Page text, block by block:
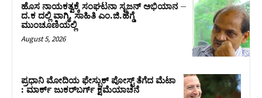
ಹೊಸ ನಾಯಕತ್ವಕ್ಕೆ ಸಂಘಟನಾ ಸೃಜನ್ ಅಭಿಯಾನ –
ದ.ಕ ದಲ್ಲಿ ವಾಗ್ಮಿ, ಸಾಹಿತಿ ಎಂ.ಜಿ.ಹೆಗ್ಡೆ
ಮುಂಚೂಣಿಯಲ್ಲಿ
August 5, 2026
ಪ್ರಧಾನಿ ಮೋದಿಯ ಫೇಸ್ಬುಕ್‌ ಪೋಸ್ಟ್‌ ತೆಗೆದ ಮೆಟಾ
: ಮಾರ್ಕ್ ಜುಕರ್‌ಬರ್ಗ್ ಕ್ಷಮೆಯಾಚನೆ